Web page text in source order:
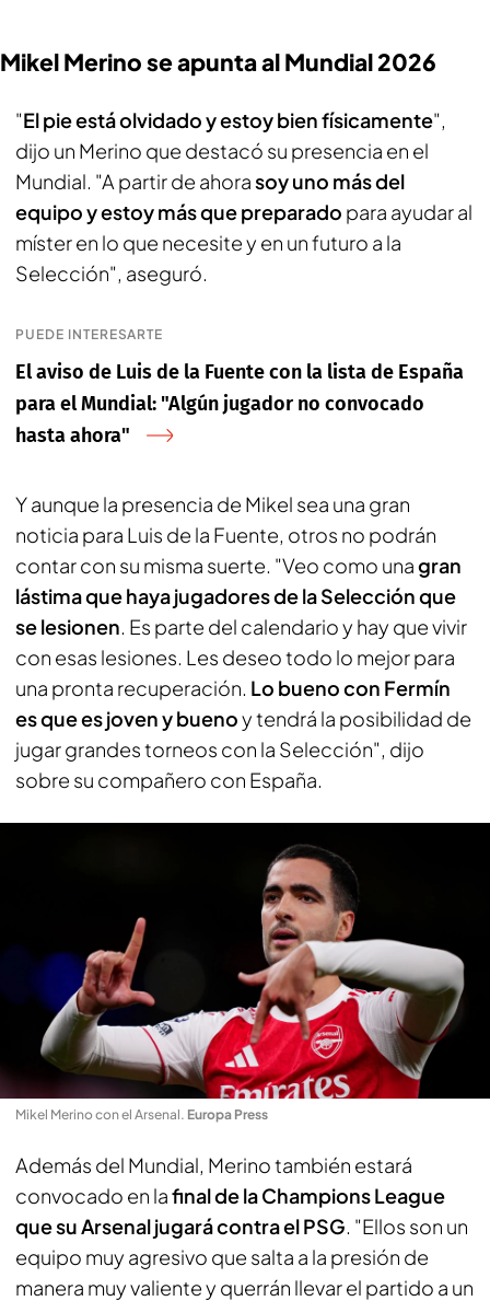
Mikel Merino se apunta al Mundial 2026
"El pie está olvidado y estoy bien físicamente",
dijo un Merino que destacó su presencia en el
Mundial. "A partir de ahorasoy uno más del
equipo y estoy más que preparado para ayudar al
míster en lo que necesite y en un futuro a la
Selección", aseguró.
PUEDE INTERESARTE
El aviso de Luis de la Fuente con la lista de España
para el Mundial: "Algún jugador no convocado
hasta ahora"
Y aunque la presencia de Mikel sea una gran
noticia para Luis de la Fuente, otros no podrán
contar con su misma suerte. "Veo como unagran
lástima que haya jugadores de la Selección que
se lesionen. Es parte del calendario y hay que vivir
con esas lesiones. Les deseo todo lo mejor para
una pronta recuperación. Lo bueno con Fermín
es que es joven y buenoy tendrá la posibilidad de
jugar grandes torneos con la Selección", dijo
sobre su compañero con España.
Mikel Merino con el Arsenal. Europa Press
Además del Mundial, Merino también estará
convocado en lafinal de la Champions League
que su Arsenal jugará contra el PSG. "Ellos son un
equipo muy agresivo que salta a la presión de
manera muy valiente y querrán llevar el partido a un